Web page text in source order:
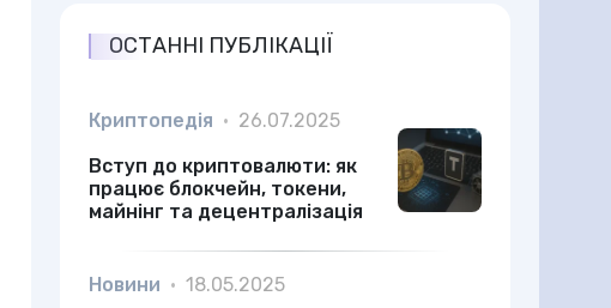
ОСТАННІ ПУБЛІКАЦІЇ
Криптопедія • 26.07.2025
Вступ до криптовалюти: як
працює блокчейн, токени,
майнінг та децентралізація
Новини • 18.05.2025